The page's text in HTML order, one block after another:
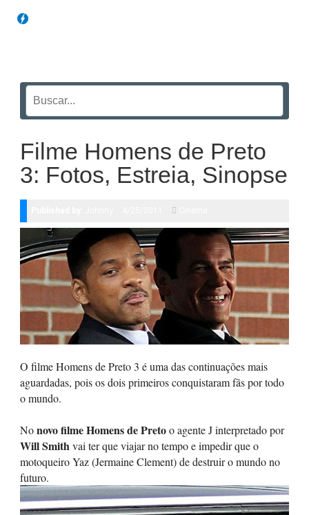
Filme Homens de Preto
3: Fotos, Estreia, Sinopse
O filme Homens de Preto 3 é uma das continuações mais
aguardadas, pois os dois primeiros conquistaram fãs por todo
o mundo.
Nonovo filme Homens de Pretoo agente J interpretado por
Will Smithvai ter que viajar no tempo e impedir que o
motoqueiro Yaz (Jermaine Clement) de destruir o mundo no
futuro.